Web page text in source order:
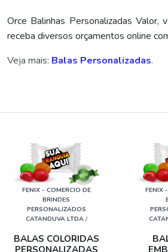
Orce Balinhas Personalizadas
receba diversos orçamentos online
Veja mais: Balas Personalizadas.
FENIX - COMERCIO DE
BRINDES
PERSONALIZADOS
CATANDUVA LTDA/
BALAS COLORIDAS
FENIX